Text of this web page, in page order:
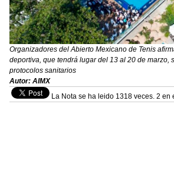
Organizadores del Abierto Mexicano de Tenis
deportiva, que tendrá lugar del 13 al 20 de marzo,
protocolos sanitarios
Autor: AIMX
La Nota se ha leido 1318 veces. 2 en